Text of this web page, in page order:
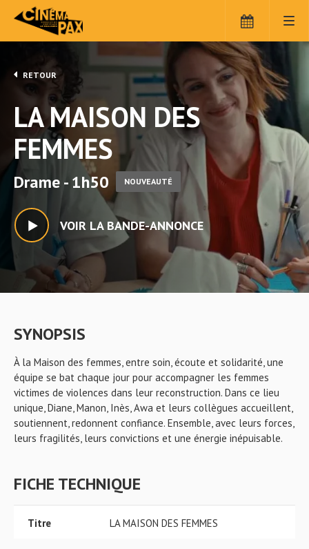
RETOUR
LA MAISON DES
FEMMES
Drame - 1h50 NOUVEAUTÉ
VOIR LA BANDE-ANNONCE
SYNOPSIS
À la Maison des femmes, entre soin, écoute et solidarité, une
équipe se bat chaque jour pour accompagner les femmes
victimes de violences dans leur reconstruction. Dans ce lieu
unique, Diane, Manon, Inès, Awa et leurs collègues accueillent,
soutiennent, redonnent confiance. Ensemble, avec leurs forces,
leurs fragilités, leurs convictions et une énergie inépuisable.
FICHE TECHNIQUE
Titre LA MAISON DES FEMMES